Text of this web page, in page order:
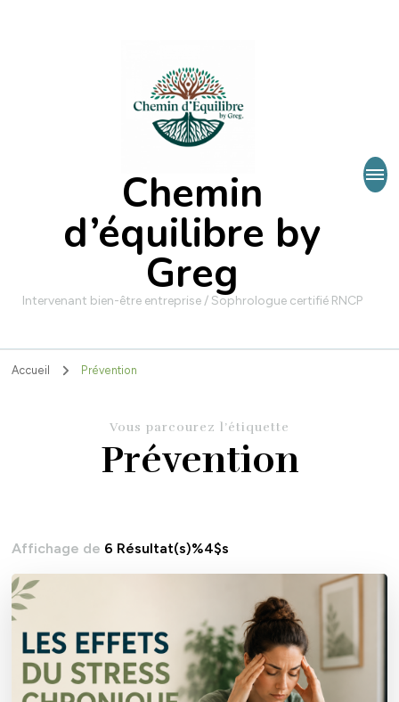
Chemin
d’équilibre by
Greg
Intervenant bien-être entreprise / Sophrologue certifié RNCP
Accueil Prévention
Vous parcourez l’étiquette
Prévention
Affichage de 6 Résultat(s)%4$s